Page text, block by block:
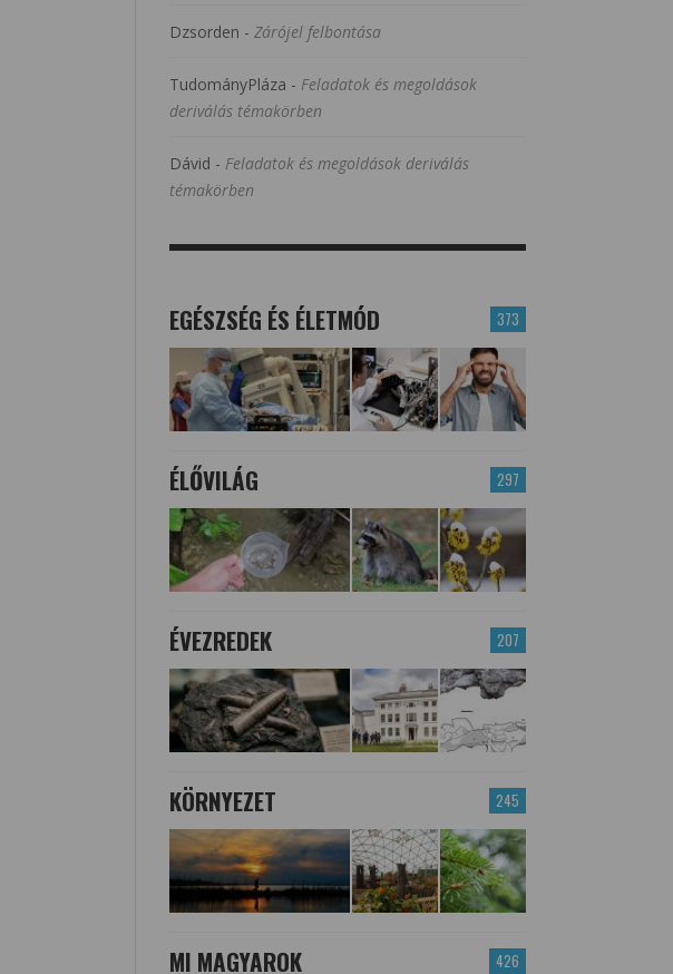
Dzsorden - Zárójel felbontása
TudományPláza - Feladatok és megoldások
deriválás témakörben
Dávid - Feladatok és megoldások deriválás
témakörben
373
EGÉSZSÉG ÉS ÉLETMÓD
297
ÉLŐVILÁG
207
ÉVEZREDEK
245
KÖRNYEZET
426
MI MAGYAROK